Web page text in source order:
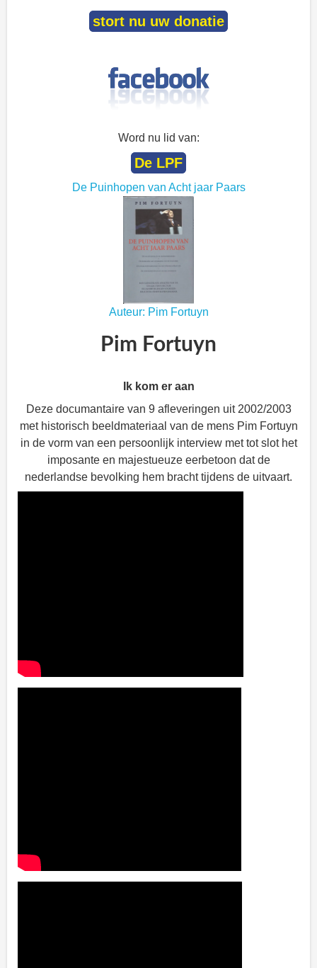
stort nu uw donatie
Word nu lid van:
De LPF
De Puinhopen van Acht jaar Paars
Auteur: Pim Fortuyn
Pim Fortuyn
Ik kom er aan
Deze documantaire van 9 afleveringen uit 2002/2003
met historisch beeldmateriaal van de mens Pim Fortuyn
in de vorm van een persoonlijk interview met tot slot het
imposante en majestueuze eerbetoon dat de
nederlandse bevolking hem bracht tijdens de uitvaart.